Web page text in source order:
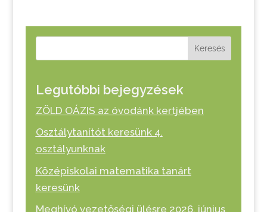
Keresés
Legutóbbi bejegyzések
ZÖLD OÁZIS az óvodánk kertjében
Osztálytanítót keresünk 4.
osztályunknak
Középiskolai matematika tanárt
keresünk
Meghívó vezetőségi ülésre 2026. június